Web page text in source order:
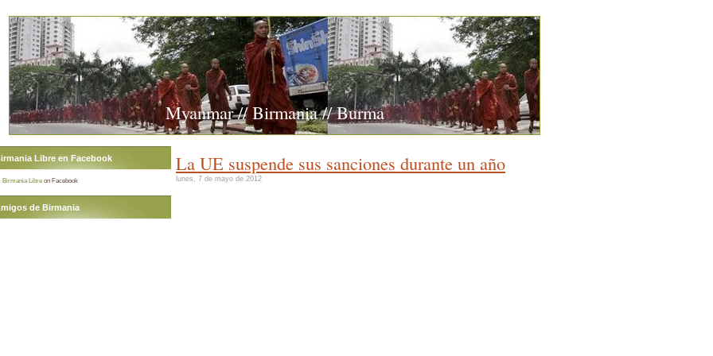
Myanmar // Birmania // Burma
La UE suspende sus sanciones durante un año
lunes, 7 de mayo de 2012
Libre en Facebook
Birmania Libre on Facebook
de Birmania